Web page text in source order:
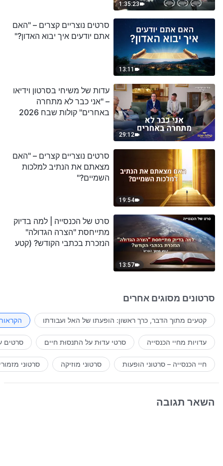
1:35:23
13:11
סרטים נוצריים קצרים – "האם
אתם יודעים איך יבוא האדון?"
29:12
עדות של משיחי בסרטון וידיאו
– "אני כבר לא מתחרה
באחרים" קולות שבח 2026
19:54
סרטים נוצריים קצרים – "האם
מצאתם את הנתיב למלכות
השמיים?"
13:57
סרט של הכנסייה | למה בדיוק
מתייחסת "הצרה הגדולה"
הנזכרת בכתבי הקודש? (קטע
סרטונים מסוגים אחרים
קטעים מתוך הדבר, כרך ראשון: הופעתו של האל ועבודתו
עדויות מחיי הכנסייה סרטי עדוּת על התנסוּת חיים סרטים
חיי הכנסייה – סרטוני הופעות סרטוני מוזיקה סרטוני
השאר תגובה